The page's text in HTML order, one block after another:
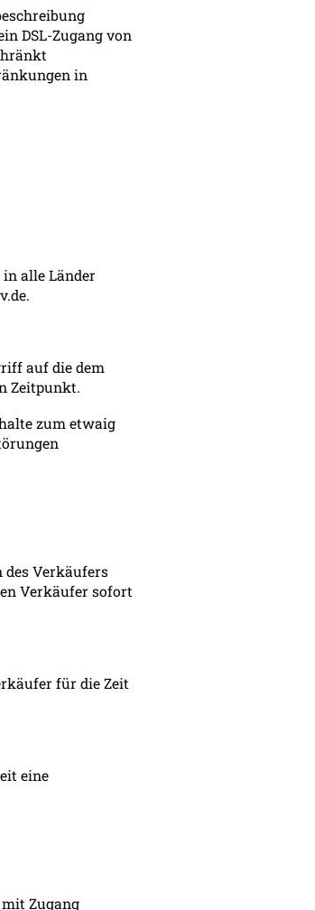
DSL-Zugang von
in
alle Länder
auf die dem
Zeitpunkt.
zum etwaig
des Verkäufers
Verkäufer sofort
für die Zeit
eine
Zugang